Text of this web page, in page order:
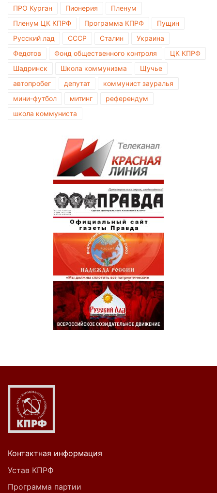
ПРО Курган
Пионерия
Пленум
Пленум ЦК КПРФ
Программа КПРФ
Пущин
Русский лад
СССР Сталин
Украина
Федотов
Фонд общественного контроля
ЦК КПРФ
Шадринск
Школа коммунизма
Щучье
автопробег
депутат
коммунист зауралья
мини-футбол
митинг
референдум
школа коммуниста
Контактная информация
Устав КПРФ
Программа партии